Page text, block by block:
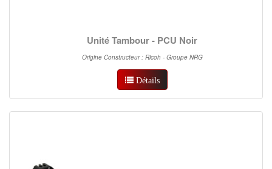
Unité Tambour - PCU Noir
Origine Constructeur : Ricoh - Groupe NRG
Détails